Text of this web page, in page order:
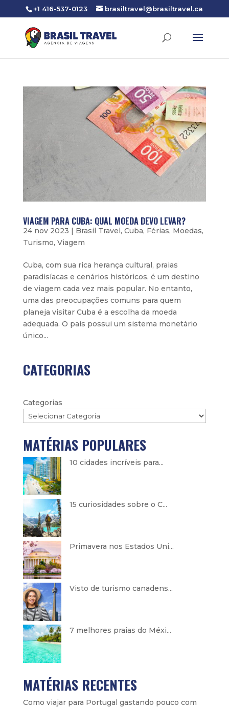
+1 416-537-0123 brasiltravel@brasiltravel.ca
VIAGEM PARA CUBA: QUAL MOEDA DEVO LEVAR?
24 nov 2023 Brasil Travel , Cuba, Férias, Moedas,
Turismo, Viagem
Cuba, com sua rica herança cultural, praias
paradisíacas e cenários históricos, é um destino
de viagem cada vez mais popular. No entanto,
uma das preocupações comuns para quem
planeja visitar Cuba é a escolha da moeda
adequada. O país possui um sistema monetário
único...
CATEGORIAS
Categorias
MATÉRIAS POPULARES
10 cidades incríveis para...
15 curiosidades sobre o C...
Primavera nos Estados Uni...
Visto de turismo canadens...
7 melhores praias do Méxi...
MATÉRIAS RECENTES
Como viajar para Portugal gastando pouco com